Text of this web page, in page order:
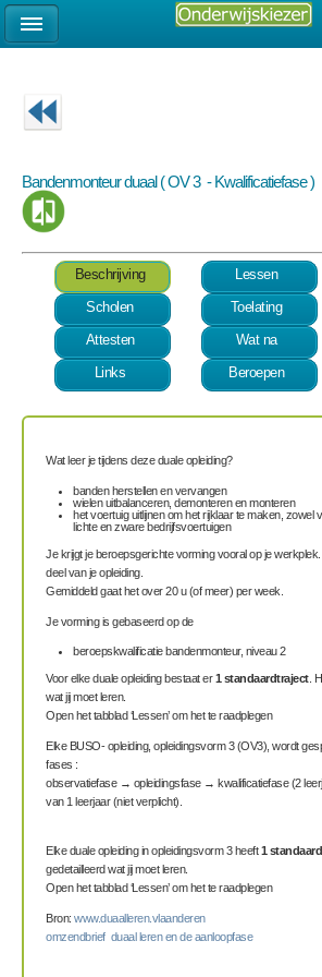
Bandenmonteur duaal ( OV 3 - Kwalificatiefase )
Beschrijving
Lessen
Scholen
Toelating
Attesten
Wat na
Links
Beroepen
Wat leer je tijdens deze duale opleiding?
banden herstellen en vervangen
wielen uitbalanceren, demonteren en monteren
het voertuig uitlijnen om het rijklaar te maken, zowel
lichte en zware bedrijfsvoertuigen
Je krijgt je beroepsgerichte vorming vooral op je
deel van je opleiding.
Gemiddeld gaat het over 20 u (of meer) per week.
Je vorming is gebaseerd op de
beroepskwalificatie bandenmonteur, niveau 2
Voor elke duale opleiding bestaat er1 standaardtraject.
wat jij moet leren.
Open het tabblad ‘Lessen’ om het te raadplegen
Elke BUSO- opleiding, opleidingsvorm 3 (OV3), wordt
fases :
observatiefase → opleidingsfase → kwalificatiefase (2
van 1 leerjaar (niet verplicht).
Elke duale opleiding in opleidingsvorm 3 heeft1
gedetailleerd wat jij moet leren.
Open het tabblad ‘Lessen’ om het te raadplegen
Bron: www.duaalleren.vlaanderen
omzendbrief duaal leren en de aanloopfase